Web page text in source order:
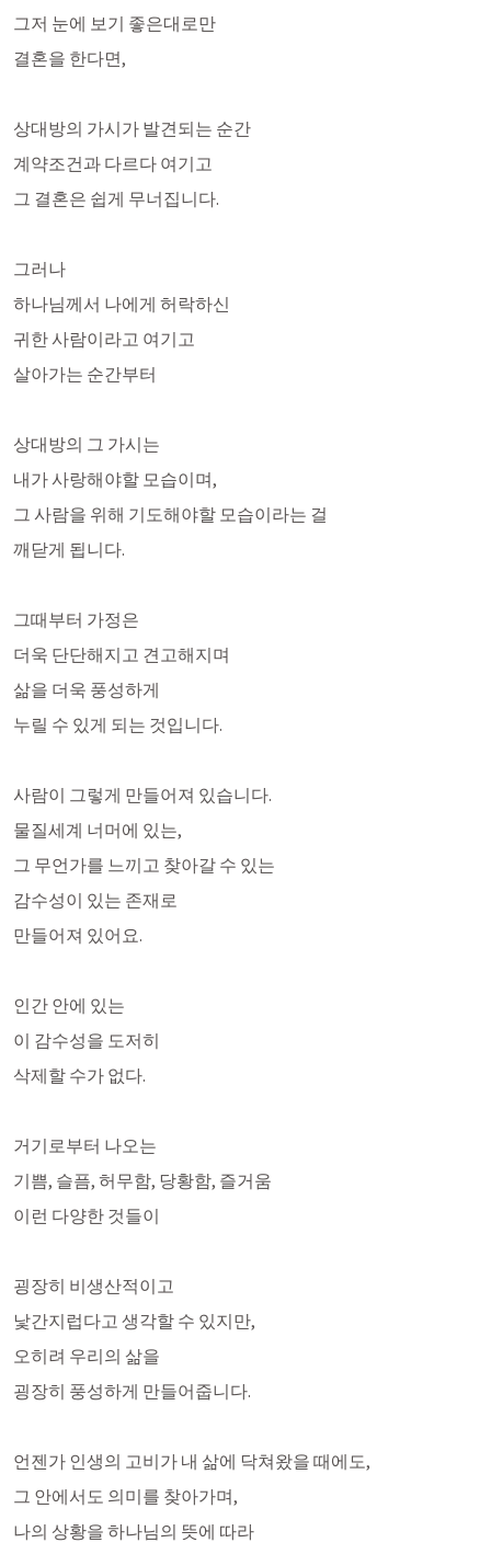
그저 눈에 보기 좋은대로만
결혼을 한다면,
상대방의 가시가 발견되는 순간
계약조건과 다르다 여기고
그 결혼은 쉽게 무너집니다.
그러나
하나님께서 나에게 허락하신
귀한 사람이라고 여기고
살아가는 순간부터
상대방의 그 가시는
내가 사랑해야할 모습이며,
그 사람을 위해 기도해야할 모습이라는 걸
깨닫게 됩니다.
그때부터 가정은
더욱 단단해지고 견고해지며
삶을 더욱 풍성하게
누릴 수 있게 되는 것입니다.
사람이 그렇게 만들어져 있습니다.
물질세계 너머에 있는,
그 무언가를 느끼고 찾아갈 수 있는
감수성이 있는 존재로
만들어져 있어요.
인간 안에 있는
이 감수성을 도저히
삭제할 수가 없다.
거기로부터 나오는
기쁨, 슬픔, 허무함, 당황함, 즐거움
이런 다양한 것들이
굉장히 비생산적이고
낯간지럽다고 생각할 수 있지만,
오히려 우리의 삶을
굉장히 풍성하게 만들어줍니다.
언젠가 인생의 고비가 내 삶에 닥쳐왔을 때에도,
그 안에서도 의미를 찾아가며,
나의 상황을 하나님의 뜻에 따라